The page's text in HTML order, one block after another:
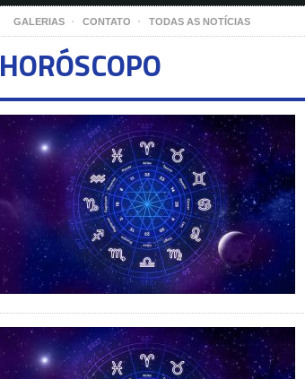
GALERIAS CONTATO TODAS AS NOTÍCIAS
HORÓSCOPO